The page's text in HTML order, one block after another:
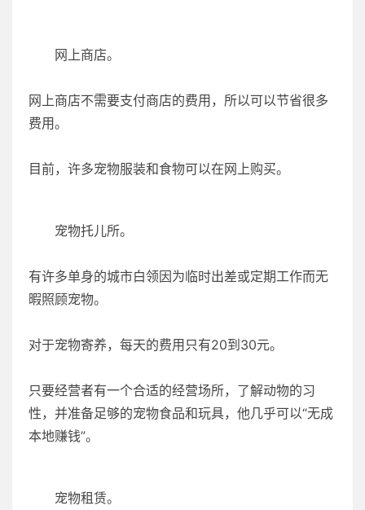
网上商店。
网上商店不需要支付商店的费用，所以可以节省很多
费用。
目前，许多宠物服装和食物可以在网上购买。
宠物托儿所。
有许多单身的城市白领因为临时出差或定期工作而无
暇照顾宠物。
对于宠物寄养，每天的费用只有20到30元。
只要经营者有一个合适的经营场所，了解动物的习
性，并准备足够的宠物食品和玩具，他几乎可以“无成
本地赚钱”。
宠物租赁。